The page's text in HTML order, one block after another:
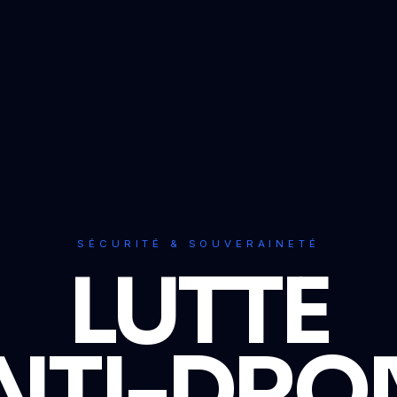
SÉCURITÉ & SOUVERAINETÉ
LUTTE